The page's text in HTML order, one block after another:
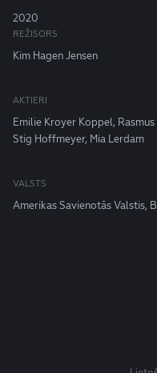
2020
REŽISORS
Kim Hagen Jensen
AKTIERI
Emilie Kroyer Koppel,
Stig Hoffmeyer, Mia Lerdam
VALSTS
Amerikas Savienotās Valstis,